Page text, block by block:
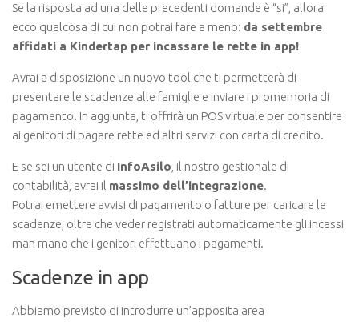
Se la risposta ad una delle precedenti domande è “si”, allora
ecco qualcosa di cui non potrai fare a meno: da settembre
affidati a Kindertap per incassare le rette in app!
Avrai a disposizione un nuovo tool che ti permetterà di
presentare le scadenze alle famiglie e inviare i promemoria di
pagamento. In aggiunta, ti offrirà un POS virtuale per consentire
ai genitori di pagare rette ed altri servizi con carta di credito.
E se sei un utente di InfoAsilo , il nostro gestionale di
contabilità, avrai il massimo dell’integrazione.
Potrai emettere avvisi di pagamento o fatture per caricare le
scadenze, oltre che veder registrati automaticamente gli incassi
man mano che i genitori effettuano i pagamenti.
Scadenze in app
Abbiamo previsto di introdurre un’apposita area